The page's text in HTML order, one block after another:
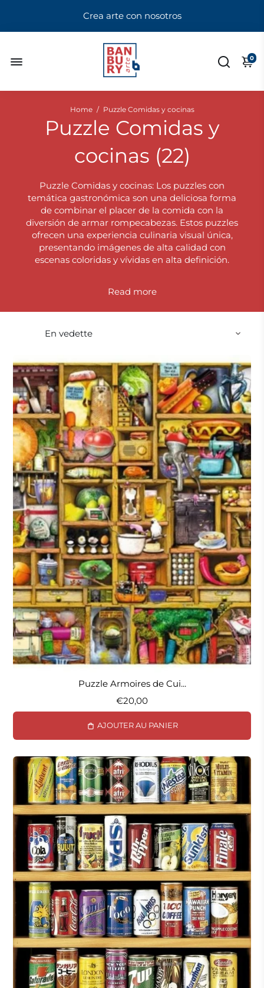
Crea arte con nosotros
0
Home / Puzzle Comidas y cocinas
Puzzle Comidas y
cocinas (22)
Puzzle Comidas y cocinas: Los puzzles con
temática gastronómica son una deliciosa forma
de combinar el placer de la comida con la
diversión de armar rompecabezas. Estos puzzles
ofrecen una experiencia culinaria visual única,
presentando imágenes de alta calidad con
escenas coloridas y vívidas en alta definición.
Cada puzzle está meticulosamente diseñado para
destacar la belleza y la diversidad de la
callejeros repletos de ingredientes frescos y
platos gourmet preparados por chefs de
renombre, estas imágenes capturan la esencia de
la comida en todo su esplendor. Los colores
vibrantes y los detalles intrincados hacen que cada
rompecabezas sea una verdadera obra maestra
culinaria.
La variedad de tamaños disponibles ofrece
opciones para todos los niveles de habilidad y
preferencias. Desde puzzles a partir de 500 piezas
para principiantes hasta desafiantes
rompecabezas de 3000 piezas para los más
experimentados, cada uno puede encontrar un
nivel de dificultad que se adapte a su gusto.
Además de proporcionar horas de diversión y
entretenimiento, los puzzles con temática
gastronómica también pueden ser educativos. Los
amantes de la comida pueden aprender sobre
diferentes cocinas, ingredientes y culturas
culinarias mientras arman estas coloridas escenas.
También fomentan habilidades cognitivas como
la concentración, la resolución de problemas y la
coordinación mano-ojo.
En resumen, los puzzles con temática
cualquier aficionado a la comida o amante de los
rompecabezas. Con imágenes de alta calidad,
colores vibrantes y una amplia gama de tamaños,
ofrecen una experiencia visual y mental
excepcional que te transporta al apetitoso mundo
de la gastronomía mientras desafías tu mente y te
diviertes.
Read
Puzzle Armoires de Cui...
€20,00
AJOUTER AU PANIER